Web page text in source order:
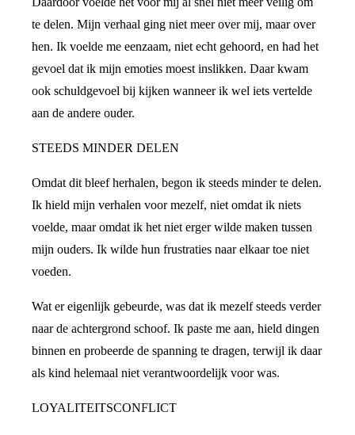
te delen. Mijn verhaal ging niet meer over mij, maar over
hen. Ik voelde me eenzaam, niet echt gehoord, en had het
gevoel dat ik mijn emoties moest inslikken. Daar kwam
ook schuldgevoel bij kijken wanneer ik wel iets vertelde
aan de andere ouder.
STEEDS MINDER DELEN
Omdat dit bleef herhalen, begon ik steeds minder te delen.
Ik hield mijn verhalen voor mezelf, niet omdat ik niets
voelde, maar omdat ik het niet erger wilde maken tussen
mijn ouders. Ik wilde hun frustraties naar elkaar toe niet
voeden.
Wat er eigenlijk gebeurde, was dat ik mezelf steeds verder
naar de achtergrond schoof. Ik paste me aan, hield dingen
binnen en probeerde de spanning te dragen, terwijl ik daar
als kind helemaal niet verantwoordelijk voor was.
LOYALITEITSCONFLICT